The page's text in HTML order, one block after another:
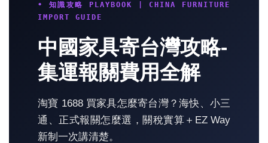
• 知識攻略 PLAYBOOK | CHINA FURNITURE
IMPORT GUIDE
中國家具寄台灣攻略-
集運報關費用全解
淘寶 1688 買家具怎麼寄台灣？海快、小三
通、正式報關怎麼選，關稅實算＋EZ Way
新制一次講清楚。